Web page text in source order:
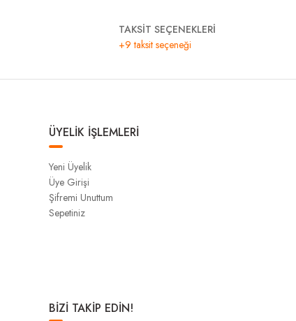
TAKSİT SEÇENEKLERİ
+9 taksit seçeneği
ÜYELİK İŞLEMLERİ
Yeni Üyelik
Üye Girişi
Şifremi Unuttum
Sepetiniz
BİZİ TAKİP EDİN!